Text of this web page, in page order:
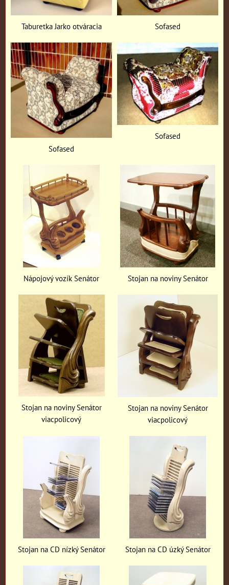
Taburetka Jarko otváracia Sofased
Sofased
Sofased
Nápojový vozík Senátor Stojan na noviny Senátor
Stojan na noviny Senátor
viacpolicový
Stojan na noviny Senátor
viacpolicový
Stojan na CD nízký Senátor Stojan na CD úzký Senátor